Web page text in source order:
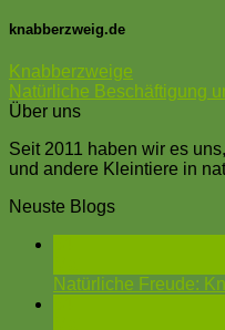
knabberzweig.de
Knabberzweige
Natürliche Beschäftigung
Über uns
Seit 2011 haben wir es
und andere Kleintiere in
Neuste Blogs
Natürliche Freude: